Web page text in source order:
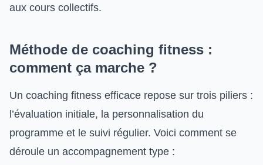
aux cours collectifs.
Méthode de coaching fitness :
comment ça marche ?
Un coaching fitness efficace repose sur trois piliers :
l’évaluation initiale, la personnalisation du
programme et le suivi régulier. Voici comment se
déroule un accompagnement type :